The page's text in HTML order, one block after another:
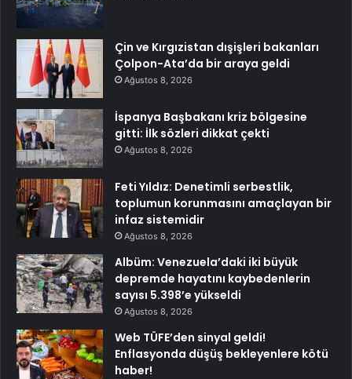
Çin ve Kırgızistan dışişleri bakanları
Çolpon-Ata’da bir araya geldi
Ağustos 8, 2026
İspanya Başbakanı kriz bölgesine
gitti: İlk sözleri dikkat çekti
Ağustos 8, 2026
Feti Yıldız: Denetimli serbestlik,
toplumun korunmasını amaçlayan bir
infaz sistemidir
Ağustos 8, 2026
Albüm: Venezuela’daki iki büyük
depremde hayatını kaybedenlerin
sayısı 5.398’e yükseldi
Ağustos 8, 2026
Web TÜFE’den sinyal geldi!
Enflasyonda düşüş bekleyenlere kötü
haber!